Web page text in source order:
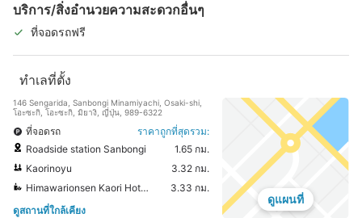
บริการ/สิ่งอำนวยความสะดวกอื่นๆ
ที่จอดรถฟรี
ทำเลที่ตั้ง
146 Sengarida, Sanbongi Minamiyachi, Osaki-shi,
โอะซะกิ, โอะซะกิ, มิยางิ, ญี่ปุ่น, 989-6322
ที่จอดรถ
ราคาถูกที่สุดรวม:
Roadside station Sanbongi
1.65 กม.
Kaorinoyu
3.32 กม.
Himawarionsen Kaori Hot Spring
3.33 กม.
ดูสถานที่ใกล้เคียง
ดูแผนที่